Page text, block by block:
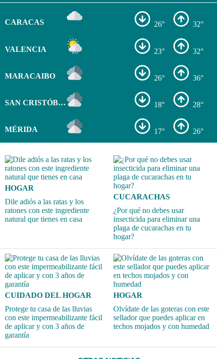
CARACAS 26° 32°
VALENCIA 23° 32°
MARACAIBO 26° 36°
SAN CRISTÓBAL 18° 28°
MÉRIDA 17° 26°
HOGAR
Dile adiós a las ratas y los
ratones con este ingrediente
natural que tienes en casa
CUCARACHAS
¿Por qué no debes usar
insecticida para eliminar una
plaga de cucarachas en tu
hogar?
CUIDADO DEL HOGAR
Protege tu casa de las lluvias
con este impermeabilizante fácil
de aplicar y con 3 años de
garantía
HOGAR
Olvídate de las goteras con este
sellador que puedes aplicar en
techos mojados y con humedad